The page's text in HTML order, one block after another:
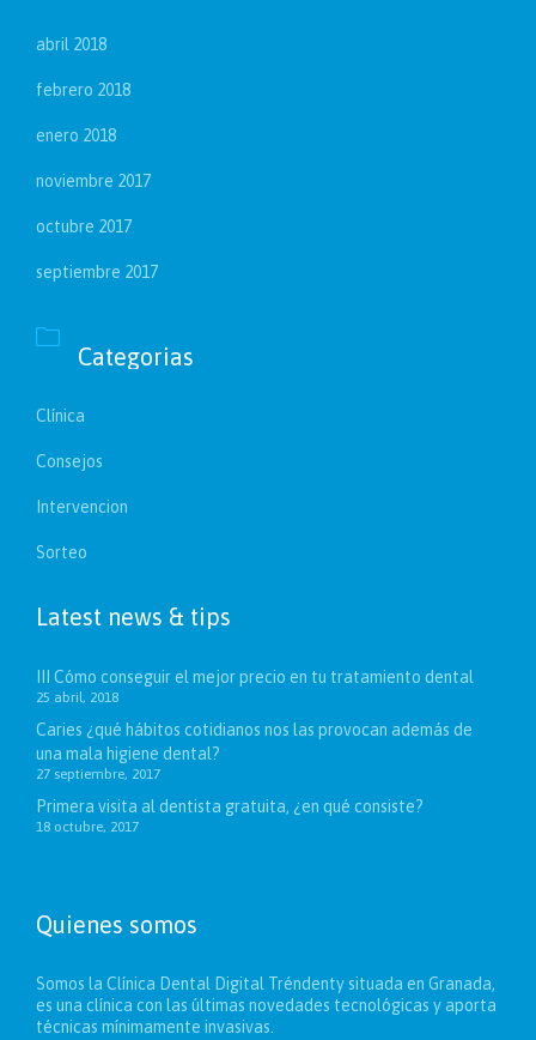
abril 2018
febrero 2018
enero 2018
noviembre 2017
octubre 2017
septiembre 2017

Categorias
Clínica
Consejos
Intervencion
Sorteo
Latest news & tips
III Cómo conseguir el mejor precio en tu tratamiento dental
25 abril, 2018
Caries ¿qué hábitos cotidianos nos las provocan además de
una mala higiene dental?
27 septiembre, 2017
Primera visita al dentista gratuita, ¿en qué consiste?
18 octubre, 2017
Quienes somos
Somos la Clínica Dental Digital Tréndenty situada en Granada,
es una clínica con las últimas novedades tecnológicas y aporta
técnicas mínimamente invasivas.